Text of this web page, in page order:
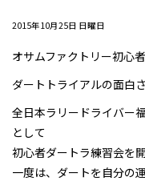
2015年10月25日 日曜日
オサムファクトリー初心
ダートトライアルの面白
全日本ラリードライバー
として
初心者ダートラ練習会を開
一度は、ダートを自分の